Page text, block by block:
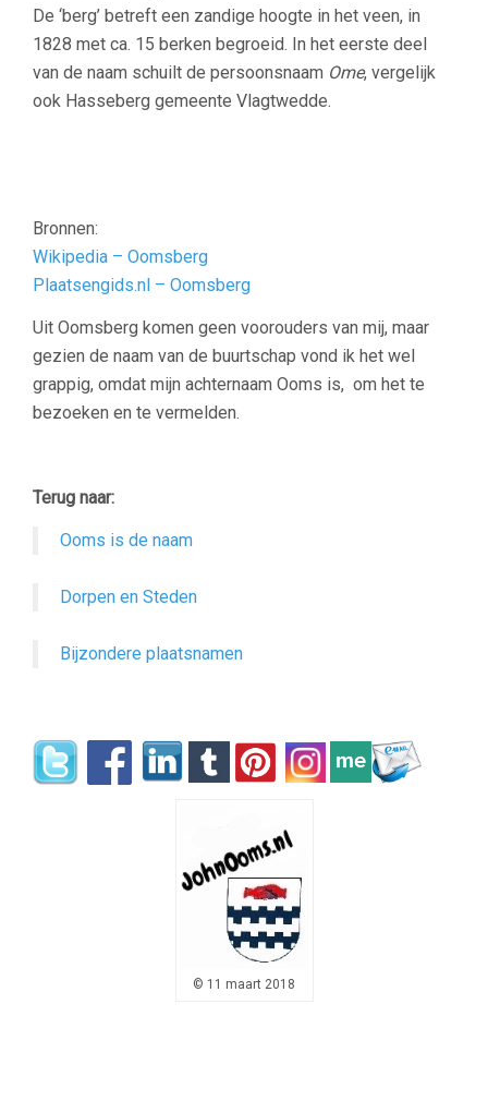
De ‘berg’ betreft een zandige hoogte in het veen, in
1828 met ca. 15 berken begroeid. In het eerste deel
van de naam schuilt de persoonsnaam Ome, vergelijk
ook Hasseberg gemeente Vlagtwedde.
Bronnen:
Wikipedia – Oomsberg
Plaatsengids.nl – Oomsberg
Uit Oomsberg komen geen voorouders van mij, maar
gezien de naam van de buurtschap vond ik het wel
grappig, omdat mijn achternaam Ooms is, om het te
bezoeken en te vermelden.
Terug naar:
Ooms is de naam
Dorpen en Steden
Bijzondere plaatsnamen
© 11 maart 2018